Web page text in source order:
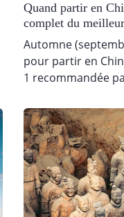
Quand partir en
complet du
Automne
pour partir en
1 recommandée